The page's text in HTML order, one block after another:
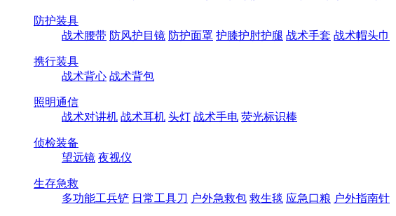
防护装具
战术腰带 防风护目镜 防护面罩 护膝护肘护腿 战术手套 战术帽头巾
携行装具
战术背心 战术背包
照明通信
战术对讲机 战术耳机 头灯 战术手电 荧光标识棒
侦检装备
望远镜 夜视仪
生存急救
多功能工兵铲 日常工具刀 户外急救包 救生毯 应急口粮 户外指南针